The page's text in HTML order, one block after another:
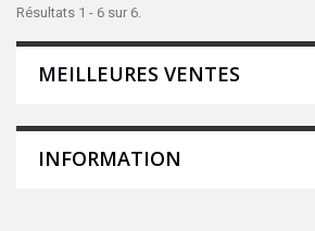
Résultats 1 - 6 sur 6.
MEILLEURES VENTES
INFORMATION